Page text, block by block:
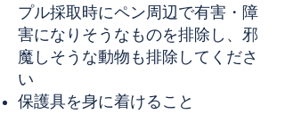
プル採取時にペン周辺で有害・障
害になりそうなものを排除し、邪
魔しそうな動物も排除してくださ
い
保護具を身に着けること